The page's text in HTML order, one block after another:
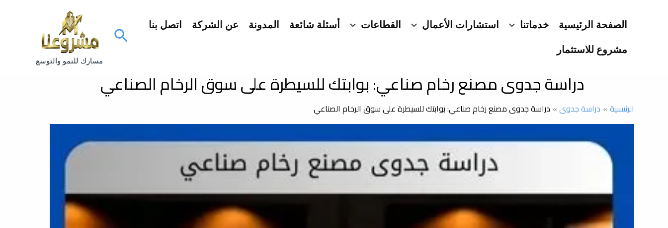
الصفحة الرئيسية خدماتنا استشارات الأعمال القطاعات أسئلة شائعة المدونة عن الشركة
اتصل بنا
مشروع للاستثمار
البحث
مسارك للنمو والتوسع
دراسة جدوى مصنع رخام صناعي: بوابتك للسيطرة على سوق الرخام الصناعي
الرئيسية دراسة جدوى دراسة جدوى مصنع رخام صناعي: بوابتك للسيطرة على سوق الرخام الصناعي